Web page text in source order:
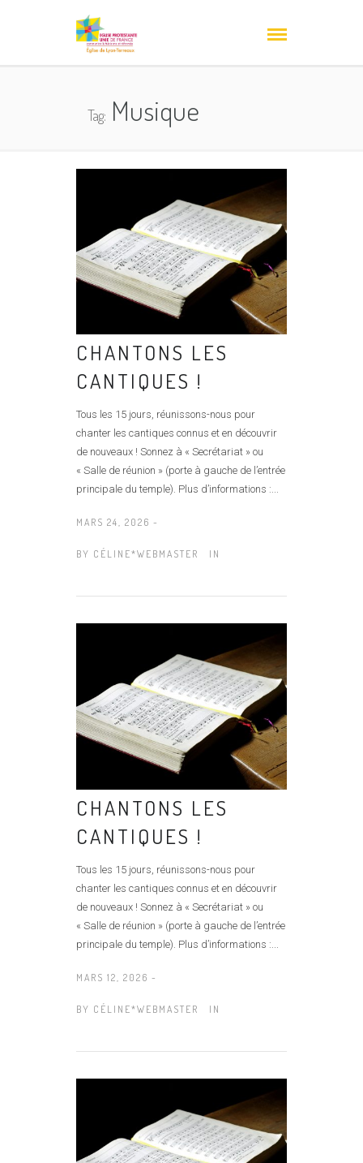
Tag:Musique
CHANTONS LES
CANTIQUES !
Tous les 15 jours, réunissons-nous pour
chanter les cantiques connus et en découvrir
de nouveaux ! Sonnez à « Secrétariat » ou
« Salle de réunion » (porte à gauche de l’entrée
principale du temple). Plus d’informations :...
MARS 24, 2026 -
BY CÉLINE*WEBMASTER IN
CHANTONS LES
CANTIQUES !
Tous les 15 jours, réunissons-nous pour
chanter les cantiques connus et en découvrir
de nouveaux ! Sonnez à « Secrétariat » ou
« Salle de réunion » (porte à gauche de l’entrée
principale du temple). Plus d’informations :...
MARS 12, 2026 -
BY CÉLINE*WEBMASTER IN